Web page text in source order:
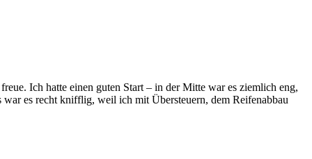
Ich hatte einen guten Start – in der Mitte war es ziemlich eng,
es recht knifflig, weil ich mit Übersteuern, dem Reifenabbau